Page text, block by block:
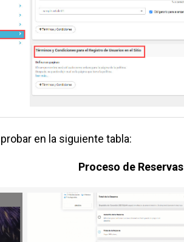
en la siguiente tabla:
Proceso de Reservas